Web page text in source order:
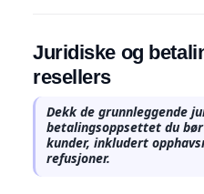
Juridiske og
resellers
Dekk de grunnleggende
betalingsoppsettet du
kunder, inkludert
refusjoner.